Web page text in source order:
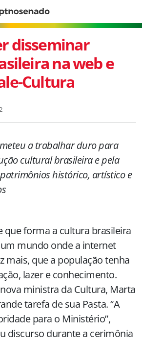
disseminar
na web e
Cultura
a trabalhar duro para
cultural brasileira e pela
histórico, artístico e
que forma a cultura brasileira
mundo onde a internet
mais, que a população tenha
lazer e conhecimento.
ministra da Cultura, Marta
tarefa de sua Pasta. “A
para o Ministério”,
discurso durante a cerimônia